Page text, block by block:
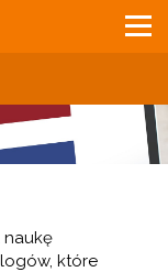
które